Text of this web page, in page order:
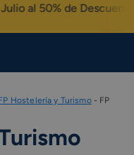
al 50% de Descuento
Hostelería y Turismo- FP